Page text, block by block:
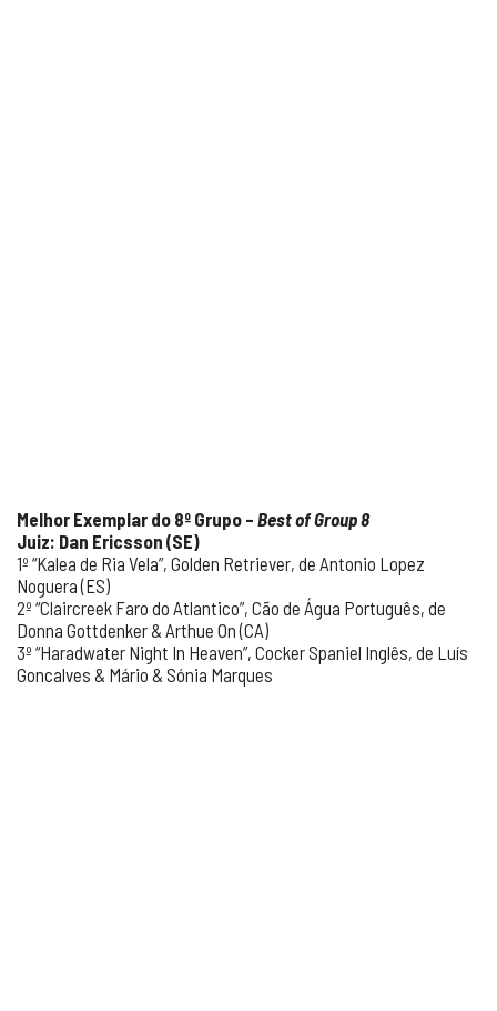
Melhor Exemplar do 8º Grupo – Best of Group 8
Juiz: Dan Ericsson (SE)
1º “Kalea de Ria Vela”, Golden Retriever, de Antonio Lopez
Noguera (ES)
2º “Claircreek Faro do Atlantico”, Cão de Água Português, de
Donna Gottdenker & Arthue On (CA)
3º “Haradwater Night In Heaven”, Cocker Spaniel Inglês, de Luís
Goncalves & Mário & Sónia Marques